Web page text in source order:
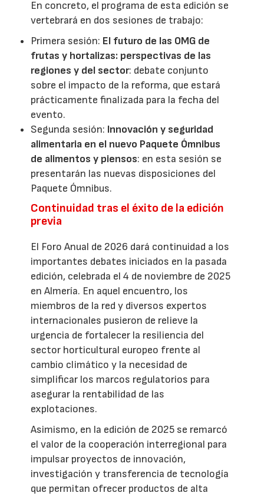
En concreto, el programa de esta edición se
vertebrará en dos sesiones de trabajo:
Primera sesión: El futuro de las OMG de
frutas y hortalizas: perspectivas de las
regiones y del sector: debate conjunto
sobre el impacto de la reforma, que estará
prácticamente finalizada para la fecha del
evento.
Segunda sesión: Innovación y seguridad
alimentaria en el nuevo Paquete Ómnibus
de alimentos y piensos: en esta sesión se
presentarán las nuevas disposiciones del
Paquete Ómnibus.
Continuidad tras el éxito de la edición
previa
El Foro Anual de 2026 dará continuidad a los
importantes debates iniciados en la pasada
edición, celebrada el 4 de noviembre de 2025
en Almería. En aquel encuentro, los
miembros de la red y diversos expertos
internacionales pusieron de relieve la
urgencia de fortalecer la resiliencia del
sector horticultural europeo frente al
cambio climático y la necesidad de
simplificar los marcos regulatorios para
asegurar la rentabilidad de las
explotaciones.
Asimismo, en la edición de 2025 se remarcó
el valor de la cooperación interregional para
impulsar proyectos de innovación,
investigación y transferencia de tecnología
que permitan ofrecer productos de alta